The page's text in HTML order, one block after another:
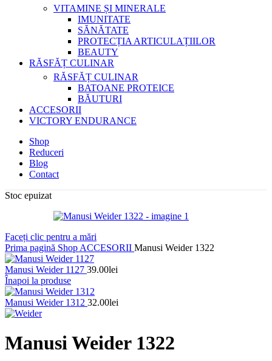
VITAMINE ȘI MINERALE
IMUNITATE
SĂNĂTATE
PROTECȚIA ARTICULAȚIILOR
BEAUTY
RĂSFĂȚ CULINAR
RĂSFĂȚ CULINAR
BATOANE PROTEICE
BĂUTURI
ACCESORII
VICTORY ENDURANCE
Shop
Reduceri
Blog
Contact
Stoc epuizat
Faceți clic pentru a mări
Prima pagină Shop ACCESORII Manusi Weider 1322
Manusi Weider 1127 39.00lei
Înapoi la produse
Manusi Weider 1312 32.00lei
Manusi Weider 1322